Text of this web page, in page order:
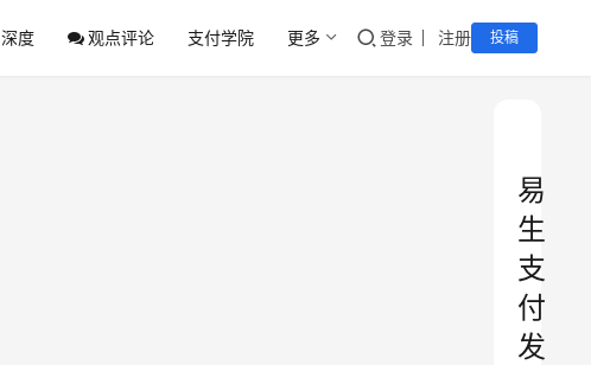
深度 观点评论 支付学院 更多 登录 注册 投稿
易
生
支
付
发